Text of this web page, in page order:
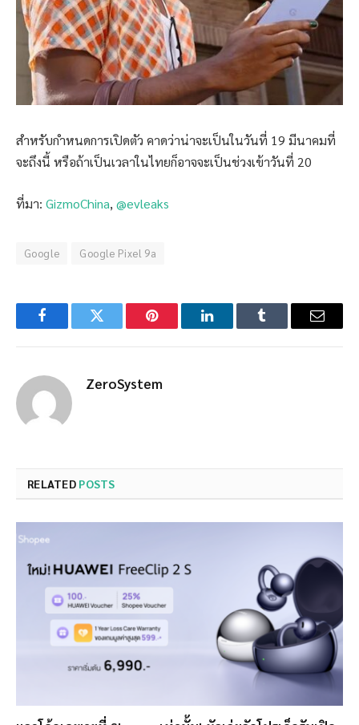
สำหรับกำหนดการเปิดตัว คาดว่าน่าจะเป็นในวันที่ 19 มีนาคมที่
จะถึงนี้ หรือถ้าเป็นเวลาในไทยก็อาจจะเป็นช่วงเข้าวันที่ 20
ที่มา: GizmoChina, @evleaks
Google Google Pixel 9a
FacebookTwitter Pinterest LinkedInTumblr Email
ZeroSystem
RELATED POSTS